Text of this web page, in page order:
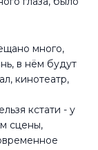
много,
в нём будут
кинотеатр,
кстати - у
сцены,